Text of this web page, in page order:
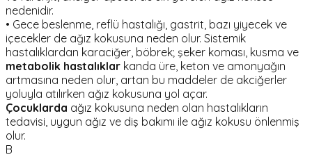
nedenidir.
• Gece beslenme, reflü hastalığı, gastrit, bazı yiyecek ve
içecekler de ağız kokusuna neden olur. Sistemik
hastalıklardan karaciğer, böbrek; şeker koması, kusma ve
metabolik hastalıklar kanda üre, keton ve amonyağın
artmasına neden olur, artan bu maddeler de akciğerler
yoluyla atılırken ağız kokusuna yol açar.
Çocuklarda ağız kokusuna neden olan hastalıkların
tedavisi, uygun ağız ve diş bakımı ile ağız kokusu önlenmiş
olur.
B